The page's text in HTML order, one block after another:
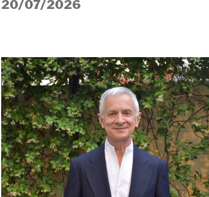
20/07/2026